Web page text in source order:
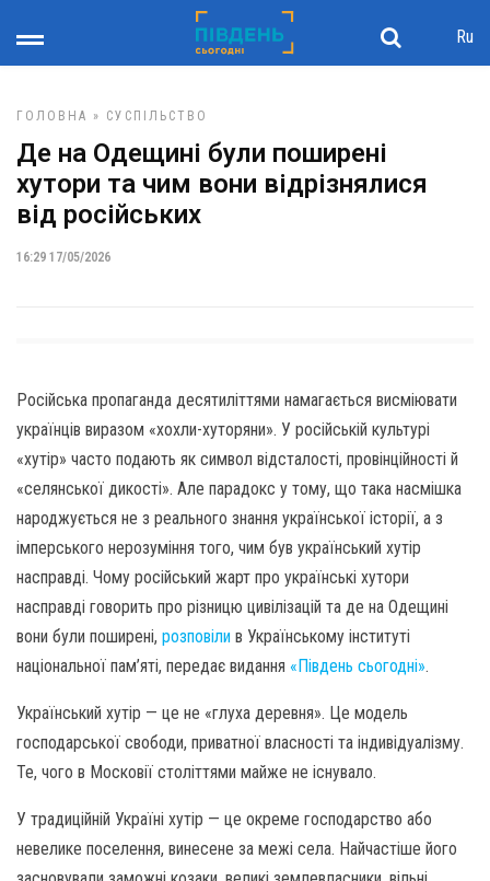
Ru
ГОЛОВНА » СУСПІЛЬСТВО
Де на Одещині були поширені
хутори та чим вони відрізнялися
від російських
16:29 17/05/2026
Російська пропаганда десятиліттями намагається висміювати
українців виразом «хохли-хуторяни». У російській культурі
«хутір» часто подають як символ відсталості, провінційності й
«селянської дикості». Але парадокс у тому, що така насмішка
народжується не з реального знання української історії, а з
імперського нерозуміння того, чим був український хутір
насправді. Чому російський жарт про українські хутори
насправді говорить про різницю цивілізацій та де на Одещині
вони були поширені, розповіли в Українському інституті
національної пам’яті, передає видання «Південь сьогодні».
Український хутір — це не «глуха деревня». Це модель
господарської свободи, приватної власності та індивідуалізму.
Те, чого в Московії століттями майже не існувало.
У традиційній Україні хутір — це окреме господарство або
невелике поселення, винесене за межі села. Найчастіше його